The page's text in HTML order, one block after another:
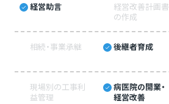
経営助言
経営改善計画書
の作成
相続・事業承継 後継者育成
現場別の工事利
益管理
病医院の開業・
経営改善